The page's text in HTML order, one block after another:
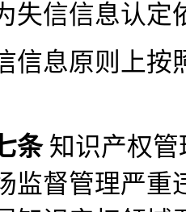
失信信息认定
息原则上按
条知识产权管
监督管理严重